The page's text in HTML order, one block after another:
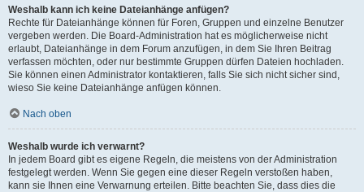
Weshalb kann ich keine Dateianhänge anfügen?
Rechte für Dateianhänge können für Foren, Gruppen und einzelne Benutzer
vergeben werden. Die Board-Administration hat es möglicherweise nicht
erlaubt, Dateianhänge in dem Forum anzufügen, in dem Sie Ihren Beitrag
verfassen möchten, oder nur bestimmte Gruppen dürfen Dateien hochladen.
Sie können einen Administrator kontaktieren, falls Sie sich nicht sicher sind,
wieso Sie keine Dateianhänge anfügen können.
Nach oben
Weshalb wurde ich verwarnt?
In jedem Board gibt es eigene Regeln, die meistens von der Administration
festgelegt werden. Wenn Sie gegen eine dieser Regeln verstoßen haben,
kann sie Ihnen eine Verwarnung erteilen. Bitte beachten Sie, dass dies die